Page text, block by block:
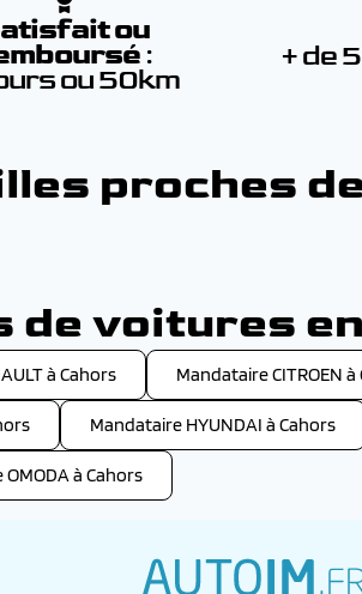
ou
:
ou 50km
+ de
proches
de voitures
à Cahors Mandataire CITROEN à
Mandataire HYUNDAI à Cahors
à Cahors